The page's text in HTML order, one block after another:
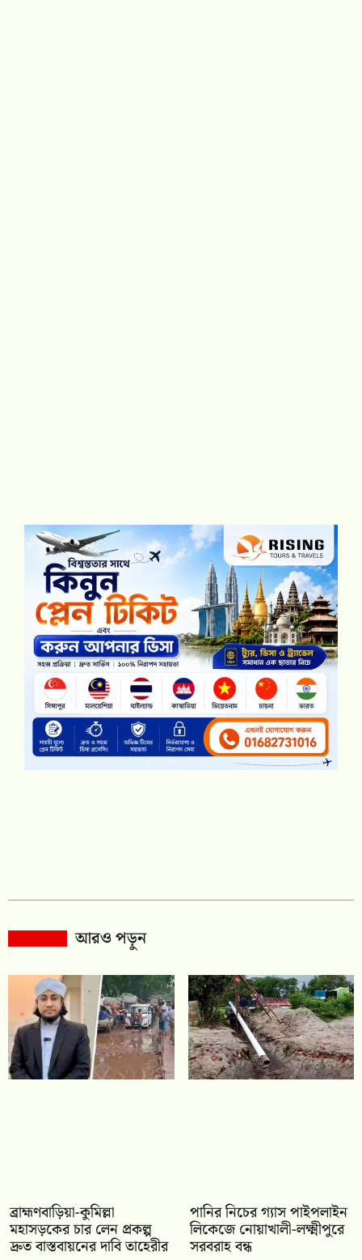
আরও পড়ুন
ব্রাহ্মণবাড়িয়া-কুমিল্লা
মহাসড়কের চার লেন প্রকল্প
দ্রুত বাস্তবায়নের দাবি তাহেরীর
পানির নিচের গ্যাস পাইপলাইন
লিকেজে নোয়াখালী-লক্ষ্মীপুরে
সরবরাহ বন্ধ